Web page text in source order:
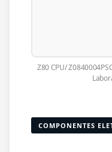
Z80 CPU/
COMPONENTES